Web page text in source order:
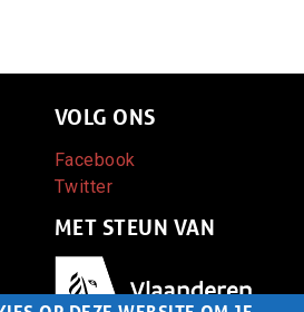
VOLG ONS
Facebook
Twitter
MET STEUN VAN
Afbeelding